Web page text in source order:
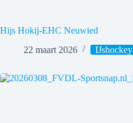
Hijs Hokij-EHC Neuwied
22 maart 2026
IJshockey